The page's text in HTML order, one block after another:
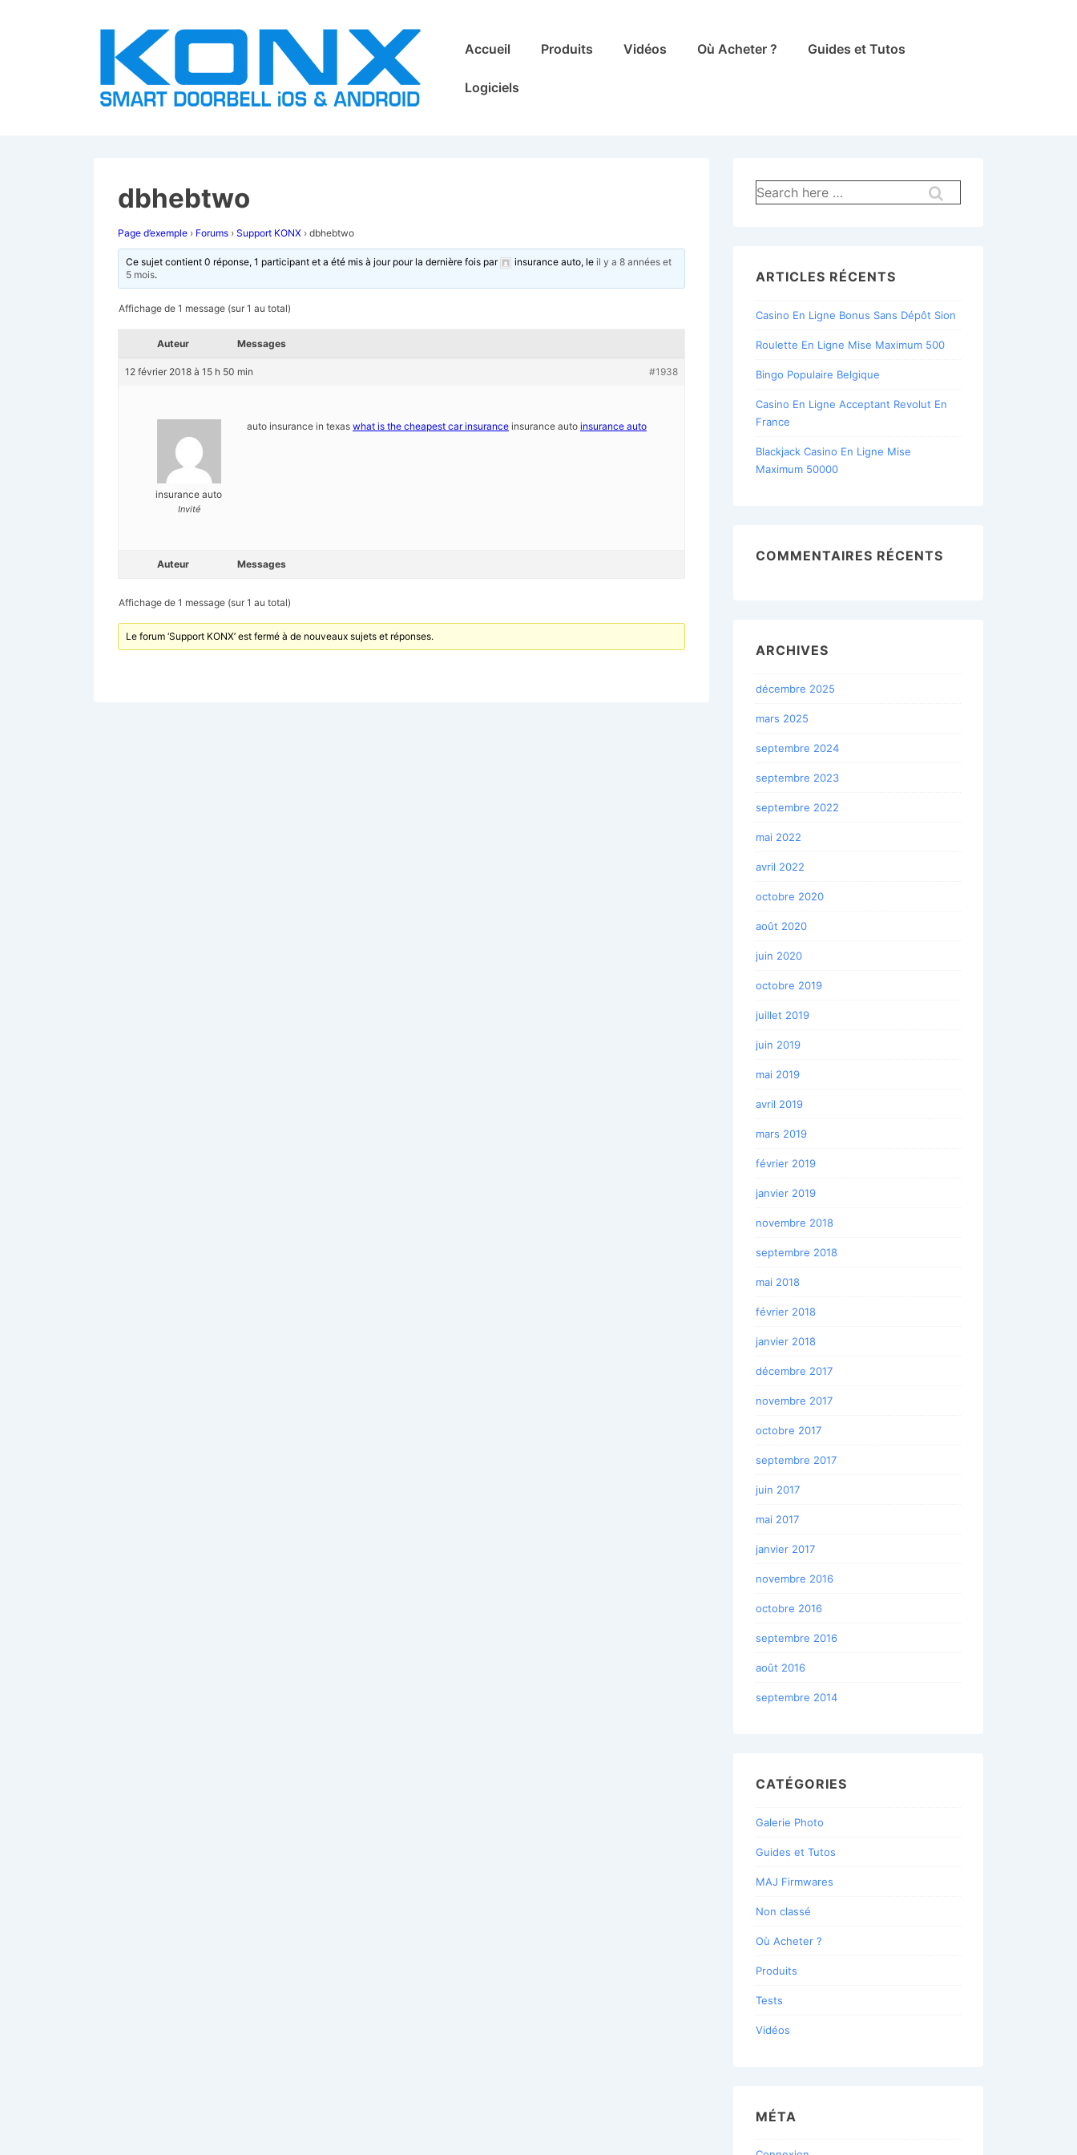
MainAccueil Produits Vidéos Où Acheter ? Guides et Tutos
Logiciels
dbhebtwo
Page d’exemple › Forums › Support KONX › dbhebtwo
Ce sujet contient 0 réponse, 1 participant et a été mis à jour pour la dernière fois par insurance auto, leil y a 8 années et
5 mois.
Affichage de 1 message (sur 1 au total)
Auteur Messages
12 février 2018 à 15 h 50 min #1938
insurance auto
Invité
auto insurance in texas what is the cheapest car insurance insurance auto insurance auto
Auteur Messages
Affichage de 1 message (sur 1 au total)
Le forum ‘Support KONX’ est fermé à de nouveaux sujets et réponses.
Recherche
pour:
ARTICLES RÉCENTS
Casino En Ligne Bonus Sans Dépôt Sion
Roulette En Ligne Mise Maximum 500
Bingo Populaire Belgique
Casino En Ligne Acceptant Revolut En
France
Blackjack Casino En Ligne Mise
Maximum 50000
COMMENTAIRES RÉCENTS
ARCHIVES
décembre 2025
mars 2025
septembre 2024
septembre 2023
septembre 2022
mai 2022
avril 2022
octobre 2020
août 2020
juin 2020
octobre 2019
juillet 2019
juin 2019
mai 2019
avril 2019
mars 2019
février 2019
janvier 2019
novembre 2018
septembre 2018
mai 2018
février 2018
janvier 2018
décembre 2017
novembre 2017
octobre 2017
septembre 2017
juin 2017
mai 2017
janvier 2017
novembre 2016
octobre 2016
septembre 2016
août 2016
septembre 2014
CATÉGORIES
Galerie Photo
Guides et Tutos
MAJ Firmwares
Non classé
Où Acheter ?
Produits
Tests
Vidéos
MÉTA